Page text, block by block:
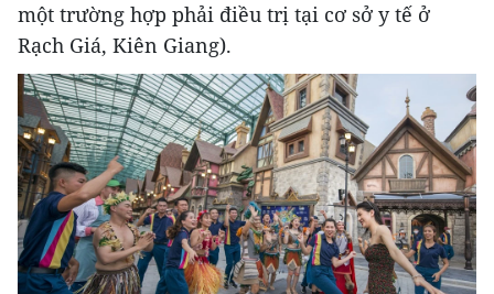
một trường hợp phải điều trị tại cơ sở y tế ở
Rạch Giá, Kiên Giang).